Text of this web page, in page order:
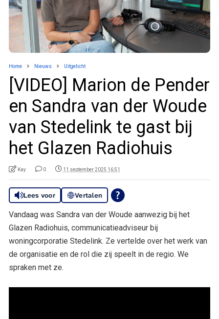
Home Nieuws Uitgelicht
[VIDEO] Marion de Pender
en Sandra van der Woude
van Stedelink te gast bij
het Glazen Radiohuis
Kay 0 11 september 2025 16:51
Lees voor Vertalen
Vandaag was Sandra van der Woude aanwezig bij het
Glazen Radiohuis, communicatieadviseur bij
woningcorporatie Stedelink. Ze vertelde over het werk van
de organisatie en de rol die zij speelt in de regio. We
spraken met ze.